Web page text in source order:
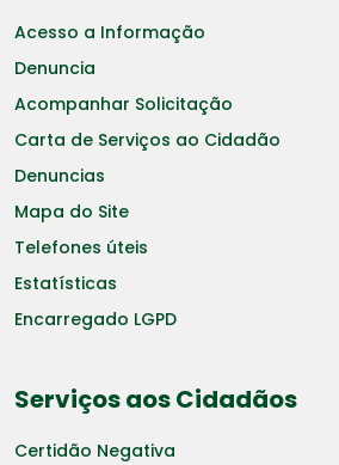
Acesso a Informação
Denuncia
Acompanhar Solicitação
Carta de Serviços ao Cidadão
Denuncias
Mapa do Site
Telefones úteis
Estatísticas
Encarregado LGPD
Serviços aos Cidadãos
Certidão Negativa